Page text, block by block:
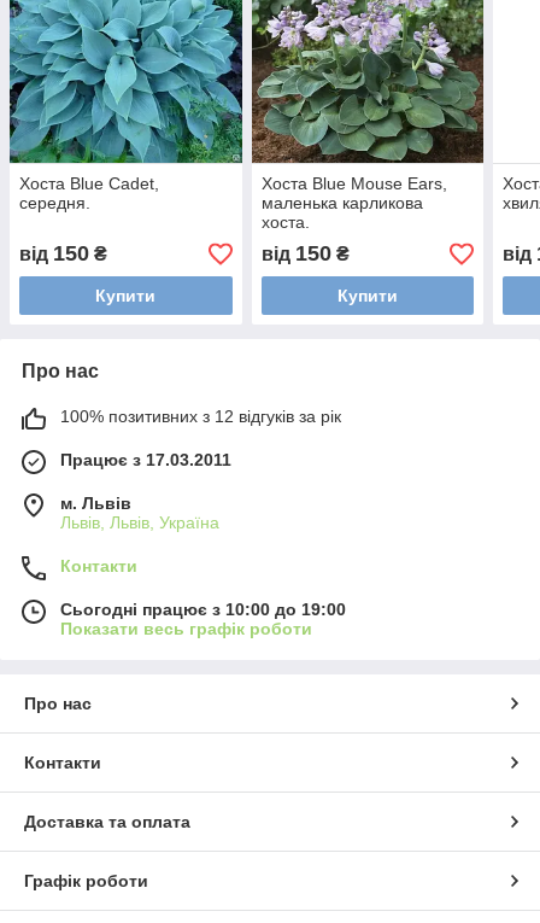
Хоста Blue Cadet,
середня.
від 150 ₴
Купити
Хоста Blue Mouse Ears,
маленька карликова
хоста.
від 150₴
Купити
від
Про нас
100% позитивних з 12 відгуків за рік
Працює з 17.03.2011
м. Львів
Львів, Львів, Україна
Контакти
Сьогодні працює з 10:00 до 19:00
Показати весь графік роботи
Про нас
Контакти
Доставка та оплата
Графік роботи